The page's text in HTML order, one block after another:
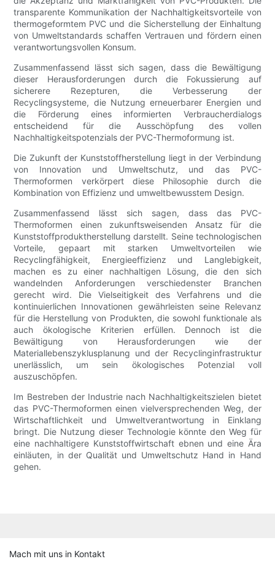
transparente Kommunikation der Nachhaltigkeitsvorteile von
thermogeformtem PVC und die Sicherstellung der Einhaltung
von Umweltstandards schaffen Vertrauen und fördern einen
verantwortungsvollen Konsum.
Zusammenfassend lässt sich sagen, dass die Bewältigung
dieser Herausforderungen durch die Fokussierung auf
sicherere Rezepturen, die Verbesserung der
Recyclingsysteme, die Nutzung erneuerbarer Energien und
die Förderung eines informierten Verbraucherdialogs
entscheidend für die Ausschöpfung des vollen
Nachhaltigkeitspotenzials der PVC-Thermoformung ist.
Die Zukunft der Kunststoffherstellung liegt in der Verbindung
von Innovation und Umweltschutz, und das PVC-
Thermoformen verkörpert diese Philosophie durch die
Kombination von Effizienz und umweltbewusstem Design.
Zusammenfassend lässt sich sagen, dass das PVC-
Thermoformen einen zukunftsweisenden Ansatz für die
Kunststoffproduktherstellung darstellt. Seine technologischen
Vorteile, gepaart mit starken Umweltvorteilen wie
Recyclingfähigkeit, Energieeffizienz und Langlebigkeit,
machen es zu einer nachhaltigen Lösung, die den sich
wandelnden Anforderungen verschiedenster Branchen
gerecht wird. Die Vielseitigkeit des Verfahrens und die
kontinuierlichen Innovationen gewährleisten seine Relevanz
für die Herstellung von Produkten, die sowohl funktionale als
auch ökologische Kriterien erfüllen. Dennoch ist die
Bewältigung von Herausforderungen wie der
Materiallebenszyklusplanung und der Recyclinginfrastruktur
unerlässlich, um sein ökologisches Potenzial voll
auszuschöpfen.
Im Bestreben der Industrie nach Nachhaltigkeitszielen bietet
das PVC-Thermoformen einen vielversprechenden Weg, der
Wirtschaftlichkeit und Umweltverantwortung in Einklang
bringt. Die Nutzung dieser Technologie könnte den Weg für
eine nachhaltigere Kunststoffwirtschaft ebnen und eine Ära
einläuten, in der Qualität und Umweltschutz Hand in Hand
gehen.
Mach mit uns in Kontakt